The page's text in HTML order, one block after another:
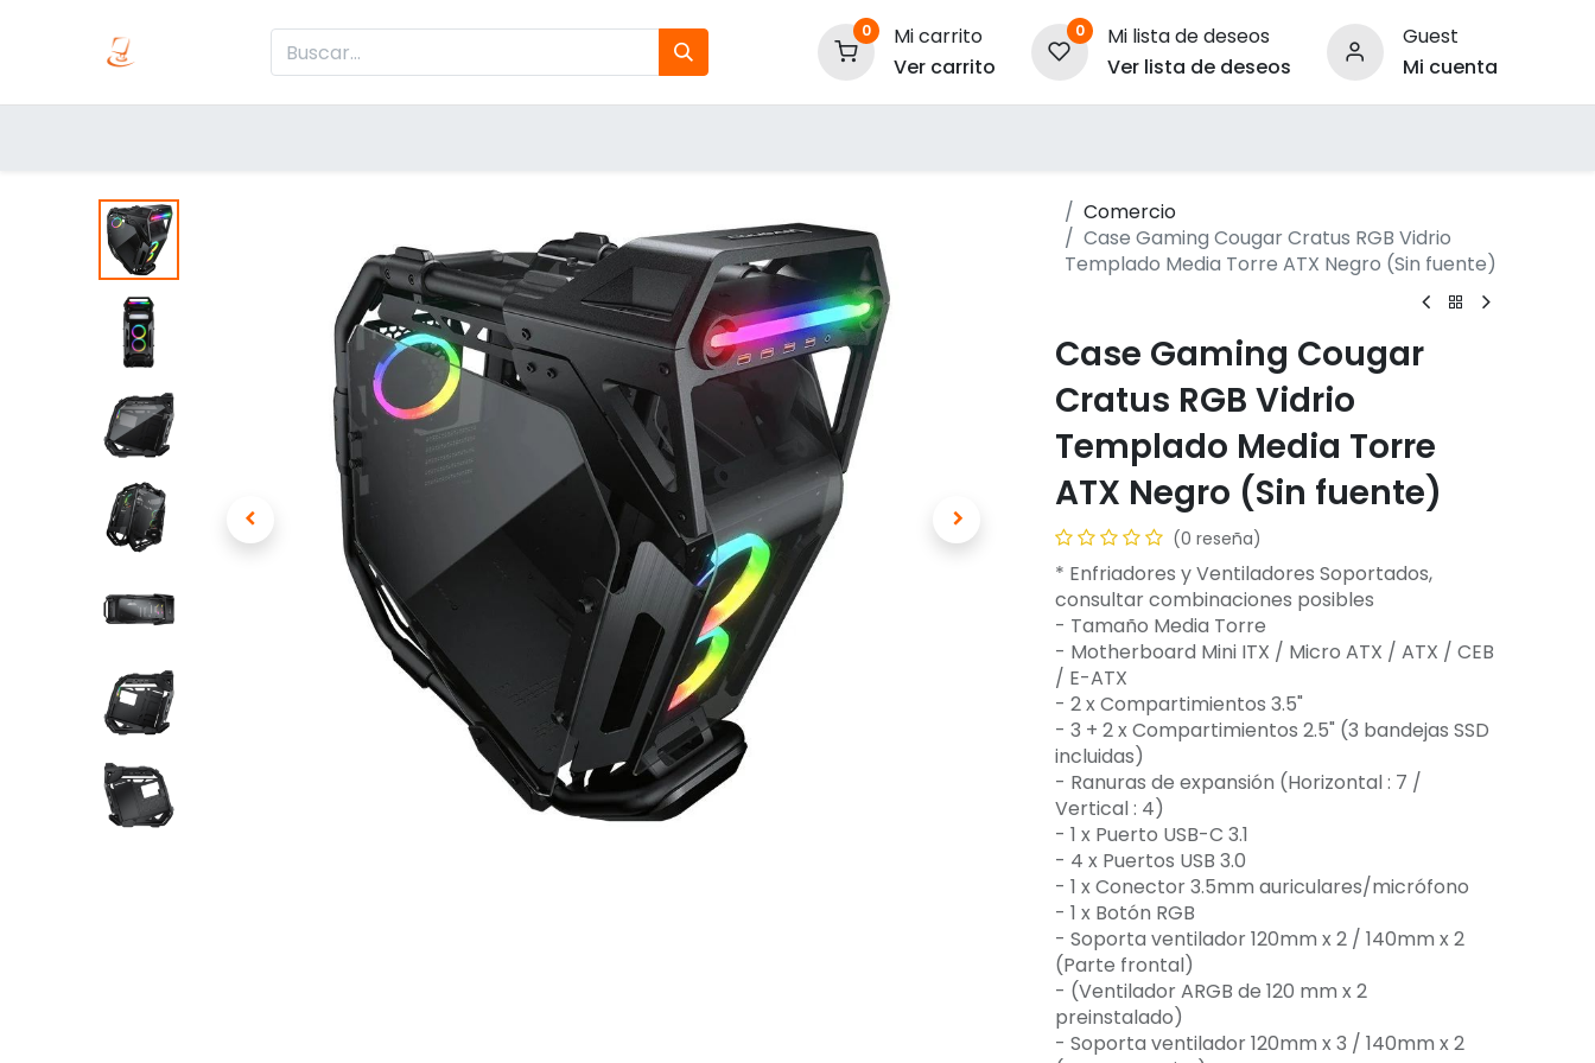
0
Mi carrito
Ver carrito
0
Mi lista de deseos
Ver lista de deseos
Guest
Mi cuenta
Comercio
Case Gaming Cougar Cratus RGB Vidrio
Templado Media Torre ATX Negro (Sin fuente)
Case Gaming Cougar
Cratus RGB Vidrio
Templado Media Torre
ATX Negro (Sin fuente)
(0 reseña)
* Enfriadores y Ventiladores Soportados,
consultar combinaciones posibles
- Tamaño Media Torre
- Motherboard Mini ITX / Micro ATX / ATX / CEB
/ E-ATX
- 2 x Compartimientos 3.5"
- 3 + 2 x Compartimientos 2.5" (3 bandejas SSD
incluidas)
- Ranuras de expansión (Horizontal : 7 /
Vertical : 4)
- 1 x Puerto USB-C 3.1
- 4 x Puertos USB 3.0
- 1 x Conector 3.5mm auriculares/micrófono
- 1 x Botón RGB
- Soporta ventilador 120mm x 2 / 140mm x 2
(Parte frontal)
- (Ventilador ARGB de 120 mm x 2
preinstalado)
- Soporta ventilador 120mm x 3 / 140mm x 2